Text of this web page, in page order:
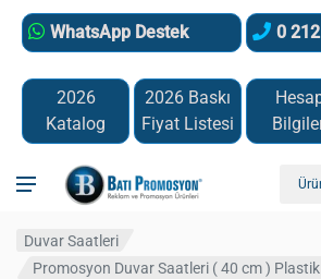
WhatsApp Destek 0
2026
Katalog
2026 Baskı
Fiyat Listesi
Duvar Saatleri
Promosyon Duvar Saatleri ( 40 cm )